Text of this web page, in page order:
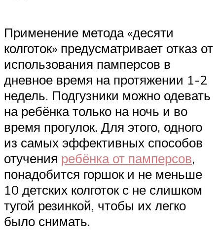
Применение метода «десяти
колготок» предусматривает отказ от
использования памперсов в
дневное время на протяжении 1-2
недель. Подгузники можно одевать
на ребёнка только на ночь и во
время прогулок. Для этого, одного
из самых эффективных способов
отучения ребёнка от памперсов,
понадобится горшок и не меньше
10 детских колготок с не слишком
тугой резинкой, чтобы их легко
было снимать.